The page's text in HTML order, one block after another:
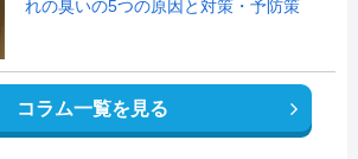
れの臭いの5つの原因と対策・予防策
コラム一覧を見る